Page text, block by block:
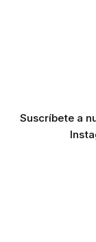
Suscríbete a